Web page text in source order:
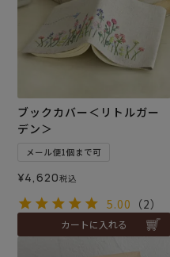
ブックカバー＜リトルガー
デン＞
メール便1個まで可
¥4,620税込
5.00 （2）
カートに入れる